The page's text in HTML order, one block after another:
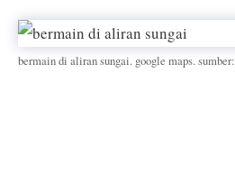
bermain di aliran sungai. google maps. sumber: